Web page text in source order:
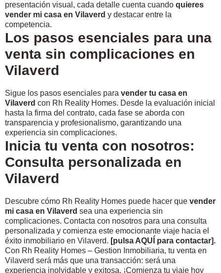
presentación visual, cada detalle cuenta cuando quieres
vender mi casa en Vilaverd y destacar entre la
competencia.
Los pasos esenciales para una
venta sin complicaciones en
Vilaverd
Sigue los pasos esenciales para vender tu casa en
Vilaverd con Rh Reality Homes. Desde la evaluación inicial
hasta la firma del contrato, cada fase se aborda con
transparencia y profesionalismo, garantizando una
experiencia sin complicaciones.
Inicia tu venta con nosotros:
Consulta personalizada en
Vilaverd
Descubre cómo Rh Reality Homes puede hacer que vender
mi casa en Vilaverd sea una experiencia sin
complicaciones. Contacta con nosotros para una consulta
personalizada y comienza este emocionante viaje hacia el
éxito inmobiliario en Vilaverd. [pulsa AQUÍ para contactar].
Con Rh Reality Homes – Gestion Inmobiliaria, tu venta en
Vilaverd será más que una transacción: será una
experiencia inolvidable y exitosa. ¡Comienza tu viaje hoy